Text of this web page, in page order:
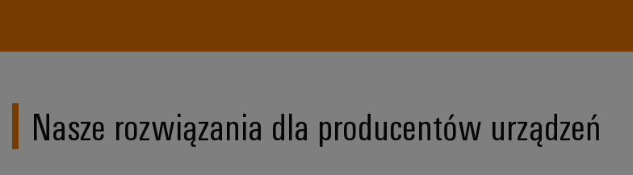
Nasze rozwiązania dla producentów urządzeń